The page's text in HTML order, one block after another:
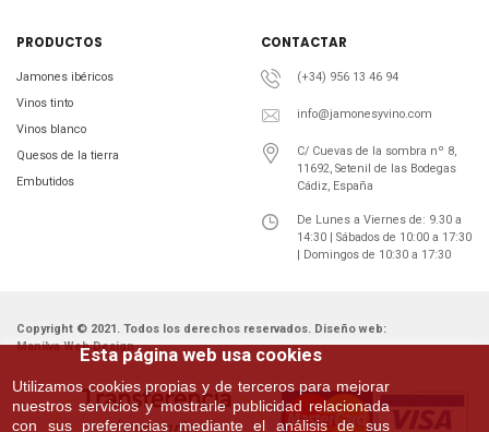
Esta página web usa cookies
Utilizamos cookies propias y de terceros para mejorar
nuestros servicios y mostrarle publicidad relacionada
con sus preferencias mediante el análisis de sus
PRODUCTOS
Jamones ibéricos
Vinos tinto
Vinos blanco
Quesos de la tierra
Embutidos
CONTACTAR
(+34) 956 13 46 94
info@jamonesyvino.com
C/ Cuevas de la sombra nº 8,
11692, Setenil de las Bodegas
Cádiz, España
De Lunes a Viernes de: 9.30 a
14:30 | Sábados de 10:00 a 17:30
| Domingos de 10:30 a 17:30
Copyright © 2021. Todos los derechos reservados. Diseño web:
Manilva Web Design